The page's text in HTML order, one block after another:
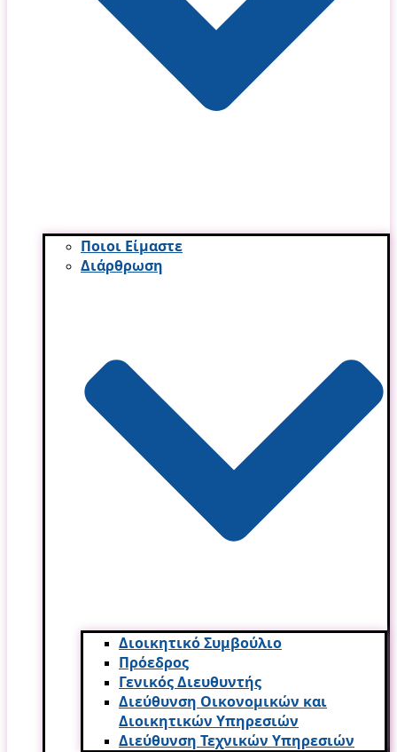
Ποιοι Είμαστε
Διάρθρωση
Διοικητικό Συμβούλιο
Πρόεδρος
Γενικός Διευθυντής
Διεύθυνση Οικονομικών και
Διοικητικών Υπηρεσι­ών
Διεύθυνση Τεχνικών Υπηρεσιών